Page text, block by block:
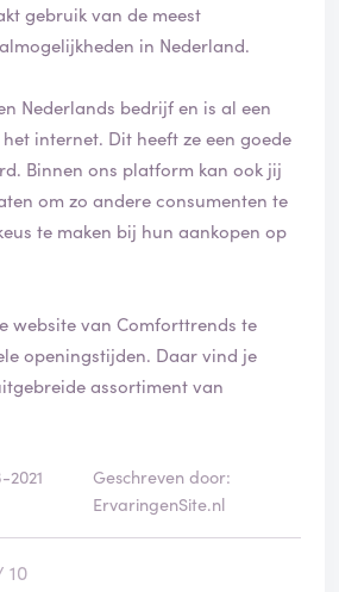
gebruik van de meest
in Nederland.
Nederlands bedrijf en is al een
internet. Dit heeft ze een goede
Binnen ons platform kan ook jij
om zo andere consumenten te
te maken bij hun aankopen op
website van Comforttrends te
openingstijden. Daar vind je
assortiment van
Geschreven door:
ErvaringenSite.nl
10